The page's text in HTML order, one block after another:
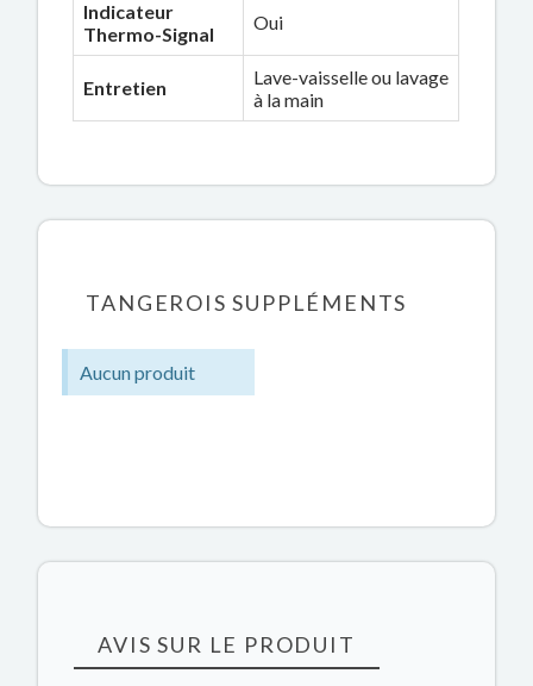
Indicateur
Thermo-Signal
Oui
Entretien
Lave-vaisselle ou lavage
à la main
TANGEROIS SUPPLÉMENTS
Aucun produit
AVIS SUR LE PRODUIT